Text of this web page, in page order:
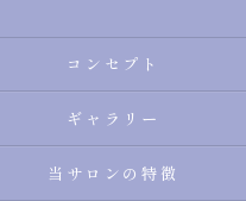
コンセプト
ギャラリー
当サロンの特徴